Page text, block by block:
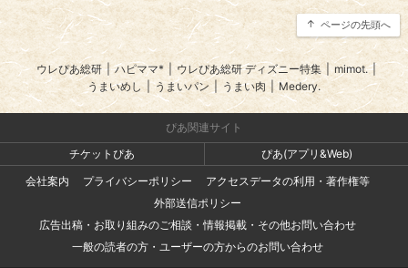
ページの先頭へ
ウレぴあ総研 | ハピママ* | ウレぴあ総研 ディズニー特集 | mimot. |
うまいめし
うまいパン | うまい肉 | Medery.
ぴあ関連サイト
チケットぴあ
ぴあ(アプリ&Web)
会社案内
プライバシーポリシー
アクセスデータの利用・著作権等
外部送信ポリシー
広告出稿・お取り組みのご相談・情報掲載・その他お問い合わせ
一般の読者の方・ユーザーの方からのお問い合わせ